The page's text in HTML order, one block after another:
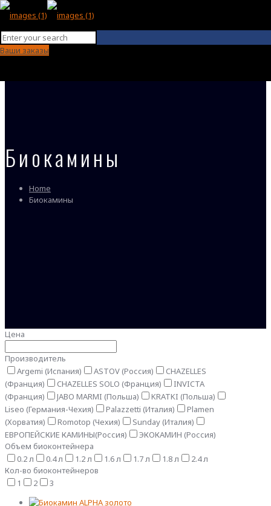
Ваши заказы
Биокамины
Home
Биокамины
Цена
Производитель
Argemi (Испания)
ASTOV (Россия)
CHAZELLES
(Франция)
CHAZELLES SOLO (Франция)
INVICTA
(Франция)
JABO MARMI (Польша)
KRATKI (Польша)
Liseo (Германия-Чехия)
Palazzetti (Италия)
Plamen
(Хорватия)
Romotop (Чехия)
Sunday (Италия)
ЕВРОПЕЙСКИЕ КАМИНЫ(Россия)
ЭКОКАМИН (Россия)
Объем биоконтейнера
0.2 л
0.4 л 1.2 л 1.6 л 1.7 л 1.8 л
2.4 л
Кол-во биоконтейнеров
1
2 3